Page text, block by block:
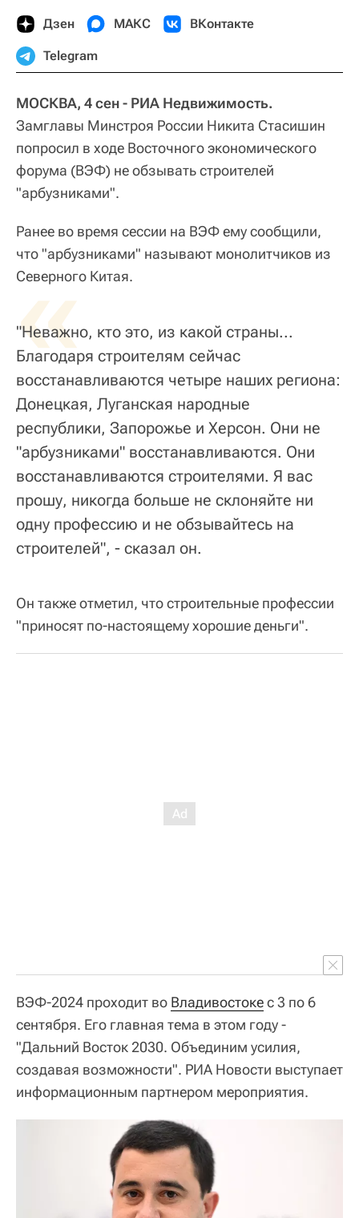
Дзен МАКС ВКонтакте
Telegram
МОСКВА, 4 сен - РИА Недвижимость.
Замглавы Минстроя России Никита Стасишин
попросил в ходе Восточного экономического
форума (ВЭФ) не обзывать строителей
"арбузниками".
Ранее во время сессии на ВЭФ ему сообщили,
что "арбузниками" называют монолитчиков из
Северного Китая.
«
"Неважно, кто это, из какой страны...
Благодаря строителям сейчас
восстанавливаются четыре наших региона:
Донецкая, Луганская народные
республики, Запорожье и Херсон. Они не
"арбузниками" восстанавливаются. Они
восстанавливаются строителями. Я вас
прошу, никогда больше не склоняйте ни
одну профессию и не обзывайтесь на
строителей", - сказал он.
Он также отметил, что строительные профессии
"приносят по-настоящему хорошие деньги".
ВЭФ-2024 проходит во Владивостокес 3 по 6
сентября. Его главная тема в этом году -
"Дальний Восток 2030. Объединим усилия,
создавая возможности". РИА Новости выступает
информационным партнером мероприятия.